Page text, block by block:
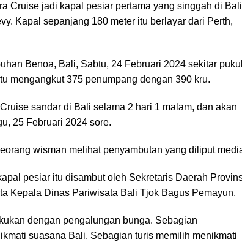
Cruise jadi kapal pesiar pertama yang singgah di Bali
Kapal sepanjang 180 meter itu berlayar dari Perth,
Benoa, Bali, Sabtu, 24 Februari 2024 sekitar
mengangkut 375 penumpang dengan 390 kru.
sandar di Bali selama 2 hari 1 malam, dan akan
25 Februari 2024 sore.
wisman melihat penyambutan yang diliput
pesiar itu disambut oleh Sekretaris Daerah
Kepala Dinas Pariwisata Bali Tjok Bagus Pemayun.
dengan pengalungan bunga. Sebagian
suasana Bali. Sebagian turis memilih menikmati